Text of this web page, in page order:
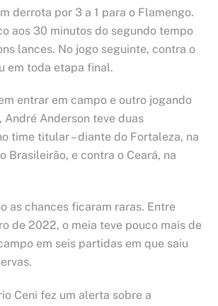
derrota por 3 a 1 para o Flamengo.
aos 30 minutos do segundo tempo
lances. No jogo seguinte, contra o
em toda etapa final.
entrar em campo e outro jogando
André Anderson teve duas
time titular – diante do Fortaleza, na
Brasileirão, e contra o Ceará, na
as chances ficaram raras. Entre
de 2022, o meia teve pouco mais de
em seis partidas em que saiu
Ceni fez um alerta sobre a